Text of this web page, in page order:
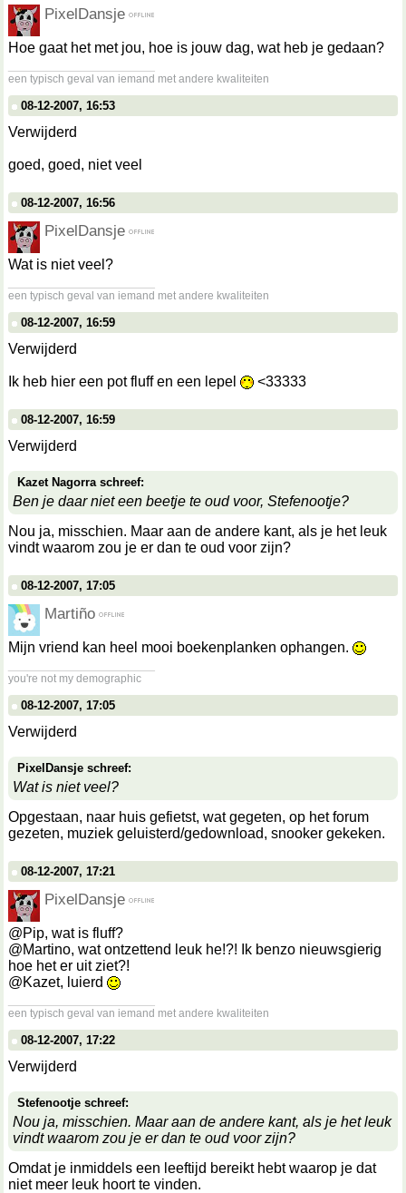
PixelDansje
Hoe gaat het met jou, hoe is jouw dag, wat heb je gedaan?
een typisch geval van iemand met andere kwaliteiten
08-12-2007, 16:53
Verwijderd
goed, goed, niet veel
08-12-2007, 16:56
PixelDansje
Wat is niet veel?
een typisch geval van iemand met andere kwaliteiten
08-12-2007, 16:59
Verwijderd
Ik heb hier een pot fluff en een lepel <33333
08-12-2007, 16:59
Verwijderd
Kazet Nagorra schreef:
Ben je daar niet een beetje te oud voor, Stefenootje?
Nou ja, misschien. Maar aan de andere kant, als je het leuk
vindt waarom zou je er dan te oud voor zijn?
08-12-2007, 17:05
Martiño
Mijn vriend kan heel mooi boekenplanken ophangen.
you're not my demographic
08-12-2007, 17:05
Verwijderd
PixelDansje schreef:
Wat is niet veel?
Opgestaan, naar huis gefietst, wat gegeten, op het forum
gezeten, muziek geluisterd/gedownload, snooker gekeken.
08-12-2007, 17:21
PixelDansje
@Pip, wat is fluff?
@Martino, wat ontzettend leuk he!?! Ik benzo nieuwsgierig
hoe het er uit ziet?!
@Kazet, luierd
een typisch geval van iemand met andere kwaliteiten
08-12-2007, 17:22
Verwijderd
Stefenootje schreef:
Nou ja, misschien. Maar aan de andere kant, als je het leuk
vindt waarom zou je er dan te oud voor zijn?
Omdat je inmiddels een leeftijd bereikt hebt waarop je dat
niet meer leuk hoort te vinden.